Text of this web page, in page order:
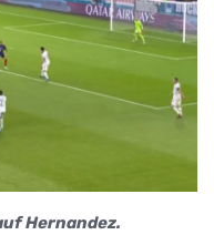
Hernandez.